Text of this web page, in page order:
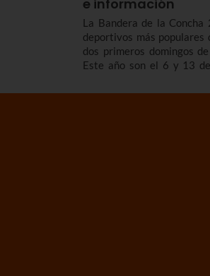
e información
La Bandera de la
deportivos más populares
dos primeros domingos
Este año son el 6 y 13
la Concha 2026, cómo